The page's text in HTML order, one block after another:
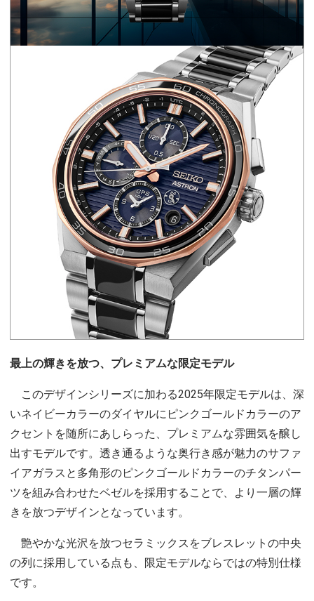
最上の輝きを放つ、プレミアムな限定モデル
このデザインシリーズに加わる2025年限定モデルは、深
いネイビーカラーのダイヤルにピンクゴールドカラーのア
クセントを随所にあしらった、プレミアムな雰囲気を醸し
出すモデルです。透き通るような奥行き感が魅力のサファ
イアガラスと多角形のピンクゴールドカラーのチタンパー
ツを組み合わせたベゼルを採用することで、より一層の輝
きを放つデザインとなっています。
艶やかな光沢を放つセラミックスをブレスレットの中央
の列に採用している点も、限定モデルならではの特別仕様
です。